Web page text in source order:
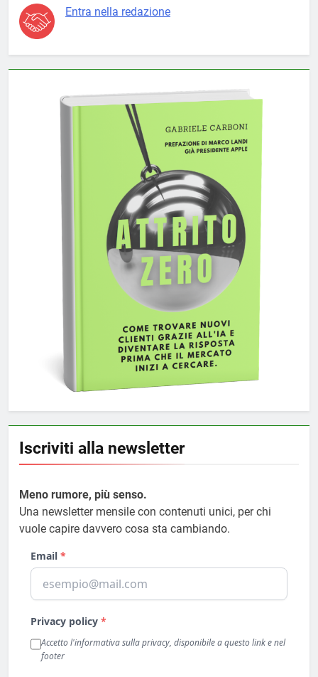
Entra nella redazione
Iscriviti alla newsletter
Meno rumore, più senso.
Una newsletter mensile con contenuti unici, per chi
vuole capire davvero cosa sta cambiando.